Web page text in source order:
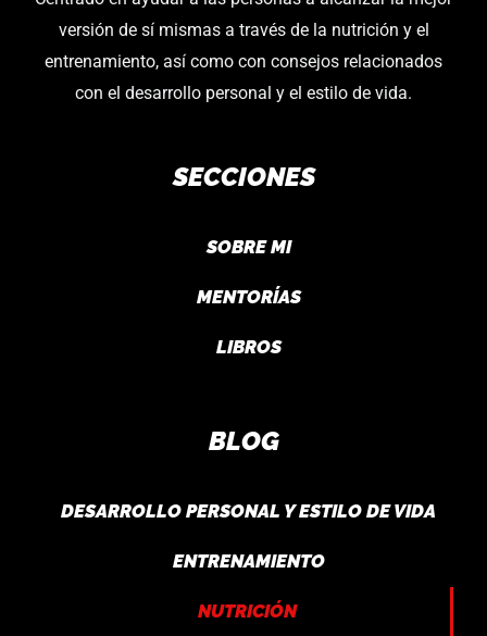
versión de sí mismas a través de la nutrición y el
entrenamiento, así como con consejos relacionados
con el desarrollo personal y el estilo de vida.
SECCIONES
SOBRE MI
MENTORÍAS
LIBROS
BLOG
DESARROLLO PERSONAL Y ESTILO DE VIDA
ENTRENAMIENTO
NUTRICIÓN